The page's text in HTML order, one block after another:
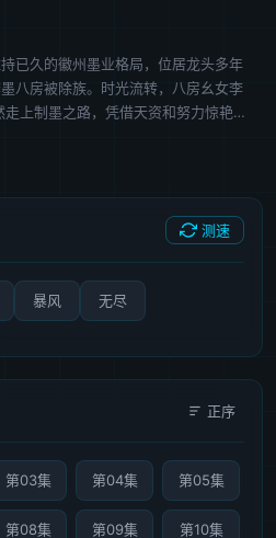
已久的徽州墨业格局，位居龙头多年
八房被除族。时光流转，八房幺女李
上制墨之路，凭借天资和努力惊艳
子之身突破束缚，以墨为刃，重塑徽
测速
暴风 无尽
正序
第03集 第04集 第05集
第08集 第09集 第10集